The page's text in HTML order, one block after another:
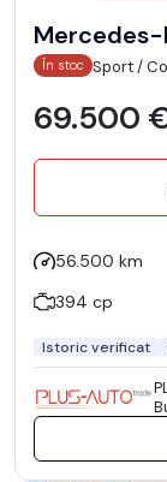
Mercedes-
În stoc Sport /
69.500
56.500 km
394 cp
Istoric verificat